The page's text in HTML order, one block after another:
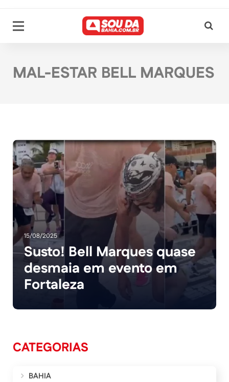
MAL-ESTAR BELL MARQUES
15/08/2025
Susto! Bell Marques quase
desmaia em evento em
Fortaleza
CATEGORIAS
BAHIA